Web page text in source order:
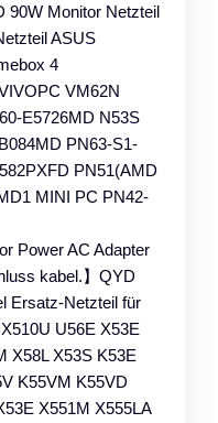
90W Monitor Netzteil
ASUS
4
VM62N
E5726MD N53S
PN63-S1-
PN51(AMD
MINI PC PN42-
Power AC Adapter
kabel.】QYD
Ersatz-Netzteil für
U56E X53E
X58L X53S K53E
K55VM K55VD
X551M X555LA